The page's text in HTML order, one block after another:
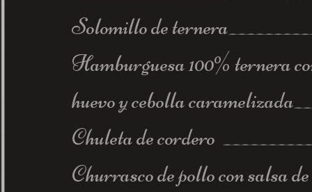
Solomillo de ternera
Hamburguesa 100% ternera
huevo y cebolla caramelizada
Chuleta de cordero _
Churrasco de pollo con salsa